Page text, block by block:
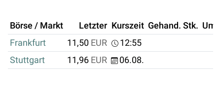
Börse / Markt Letzter Kurszeit Gehand. Stk.
Frankfurt
11,50 EUR
12:55
Stuttgart
11,96 EUR 06.08.